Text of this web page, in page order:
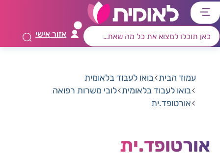
דלג
לתפריט
ראשי
דלג
לרכיב
חיפוש
דלג
לתוכן
מרכזי
דלג
לאזור
קישורים
אזור אישי
עמוד הבית בואו לעבוד בלאומית
בואו לעבוד בלאומית לובי משרות רפואה
אורטופד.ית
אורטופד.ית